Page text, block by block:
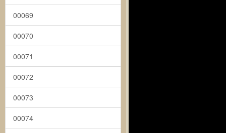
00069
00070
00071
00072
00073
00074